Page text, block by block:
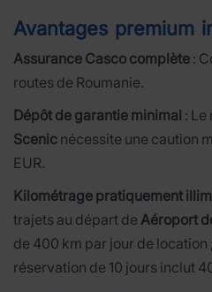
Avantages premium
Assurance Casco complète :
routes de Roumanie.
Dépôt de garantie minimal : Le
Scenic nécessite une caution
EUR.
Kilométrage pratiquement
trajets au départ de Aéroport
de 400 km par jour de location
réservation de 10 jours inclut